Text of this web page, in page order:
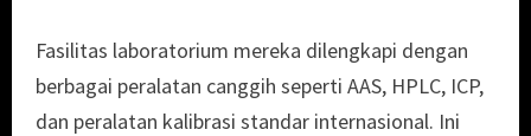
Fasilitas laboratorium mereka dilengkapi dengan
berbagai peralatan canggih seperti AAS, HPLC, ICP,
dan peralatan kalibrasi standar internasional. Ini